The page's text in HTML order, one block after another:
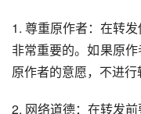
1. 尊重原作者：在转
非常重要的。如果原
原作者的意愿，不进行
2. 网络道德：在转发